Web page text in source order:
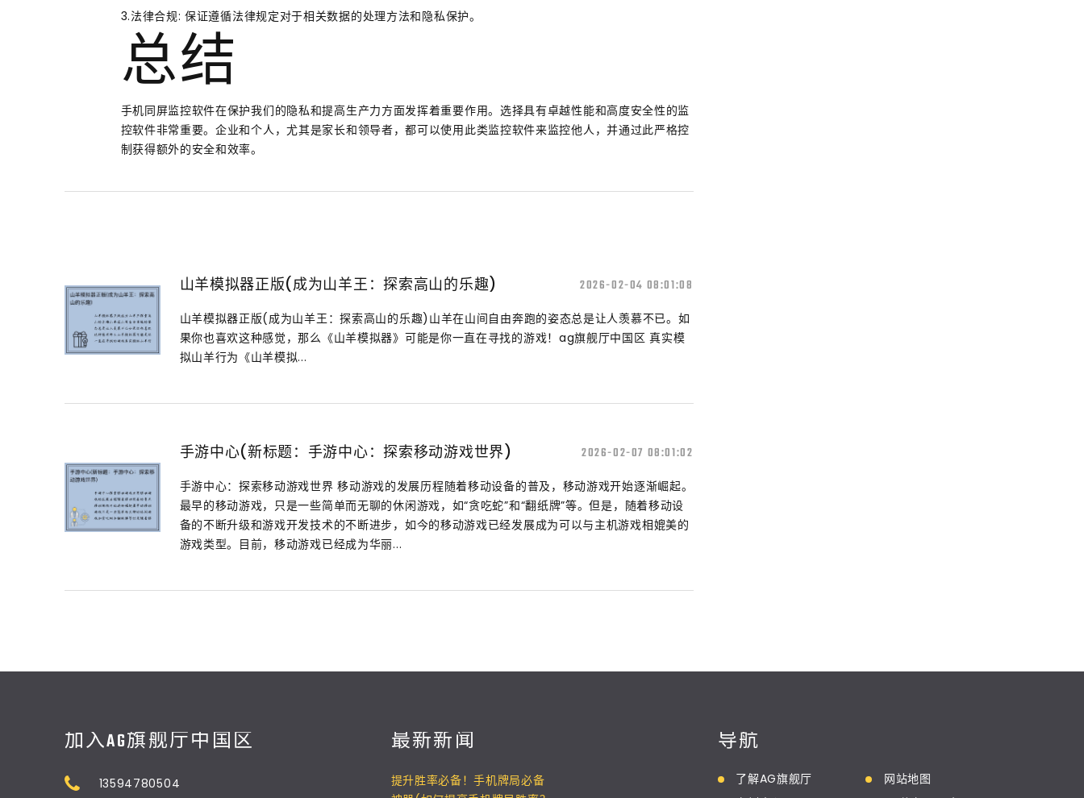
3.法律合规: 保证遵循法律规定对于相关数据的处理方法和隐私保护。
总结
手机同屏监控软件在保护我们的隐私和提高生产力方面发挥着重要作用。选择具有卓越性能和高度安全性的监
控软件非常重要。企业和个人，尤其是家长和领导者，都可以使用此类监控软件来监控他人，并通过此严格控
制获得额外的安全和效率。
山羊模拟器正版(成为山羊王：探索高山的乐趣) 2026-02-04 08:01:08
山羊模拟器正版(成为山羊王：探索高山的乐趣)山羊在山间自由奔跑的姿态总是让人羡慕不已。如
果你也喜欢这种感觉，那么《山羊模拟器》可能是你一直在寻找的游戏！ag旗舰厅中国区 真实模
拟山羊行为《山羊模拟...
手游中心(新标题：手游中心：探索移动游戏世界) 2026-02-07 08:01:02
手游中心：探索移动游戏世界 移动游戏的发展历程随着移动设备的普及，移动游戏开始逐渐崛起。
最早的移动游戏，只是一些简单而无聊的休闲游戏，如“贪吃蛇”和“翻纸牌”等。但是，随着移动设
备的不断升级和游戏开发技术的不断进步，如今的移动游戏已经发展成为可以与主机游戏相媲美的
游戏类型。目前，移动游戏已经成为华丽...
加入AG旗舰厅中国区
13594780504
最新新闻
提升胜率必备！手机牌局必备
导航
了解AG旗舰厅
网站地图